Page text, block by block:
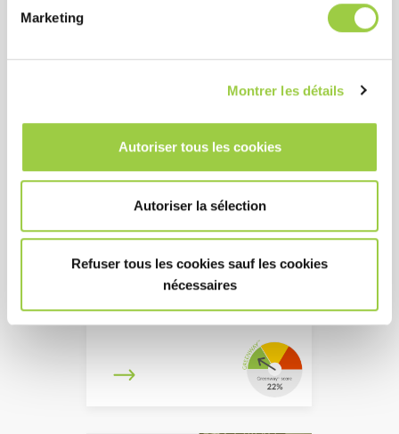
Marketing
Montrer les détails
Autoriser tous les cookies
Autoriser la sélection
Refuser tous les cookies sauf les cookies
nécessaires
ECOFREC 303
适用于波峰焊和选择焊